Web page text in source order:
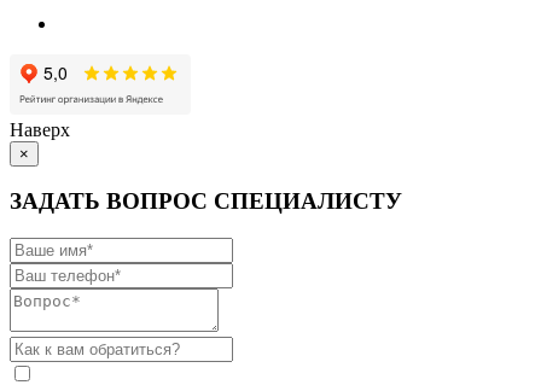
Наверх
×
ЗАДАТЬ ВОПРОС СПЕЦИАЛИСТУ